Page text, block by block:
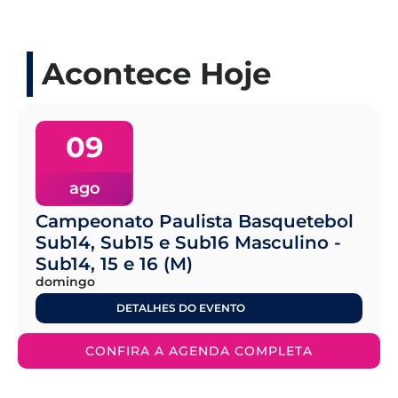
Acontece Hoje
09
ago
Campeonato Paulista Basquetebol
Sub14, Sub15 e Sub16 Masculino -
Sub14, 15 e 16 (M)
domingo
DETALHES DO EVENTO
CONFIRA A AGENDA COMPLETA